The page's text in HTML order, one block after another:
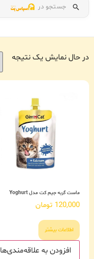
جستجو در
در حال نمایش یک نتیجه
ماست گربه جیم کت مدل Yoghurt
120,000 تومان
اطلاعات بیشتر
افزودن به علاقه‌مندی‌ها